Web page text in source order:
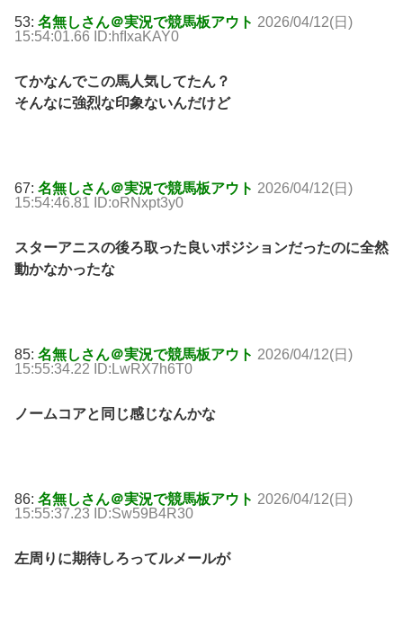
53: 名無しさん＠実況で競馬板アウト 2026/04/12(日)
15:54:01.66 ID:hfIxaKAY0
てかなんでこの馬人気してたん？
そんなに強烈な印象ないんだけど
67: 名無しさん＠実況で競馬板アウト 2026/04/12(日)
15:54:46.81 ID:oRNxpt3y0
スターアニスの後ろ取った良いポジションだったのに全然
動かなかったな
85: 名無しさん＠実況で競馬板アウト 2026/04/12(日)
15:55:34.22 ID:LwRX7h6T0
ノームコアと同じ感じなんかな
86: 名無しさん＠実況で競馬板アウト 2026/04/12(日)
15:55:37.23 ID:Sw59B4R30
左周りに期待しろってルメールが